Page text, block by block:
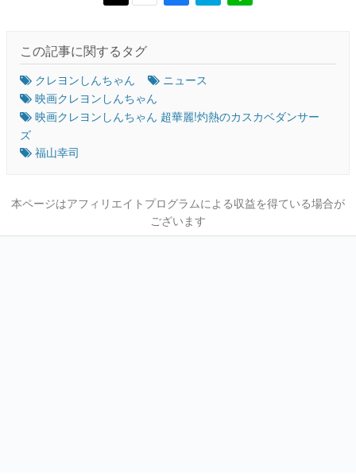
この記事に関するタグ
クレヨンしんちゃん
ニュース
映画クレヨンしんちゃん
映画クレヨンしんちゃん 超華麗!灼熱のカスカベダンサー
ズ
福山幸司
本ページはアフィリエイトプログラムによる収益を得ている場合が
ございます